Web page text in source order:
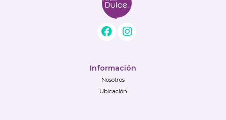
Información
Nosotros
Ubicación